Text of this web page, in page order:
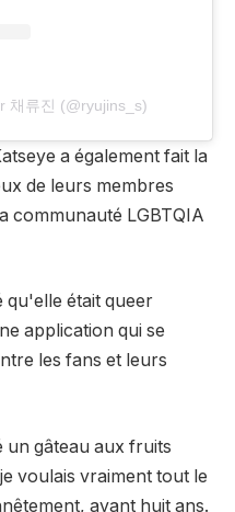
채류진 (@ryujins_s)
a également fait la
de leurs membres
communauté LGBTQIA
qu'elle était queer
application qui se
les fans et leurs
un gâteau aux fruits
voulais vraiment tout le
avant huit ans.